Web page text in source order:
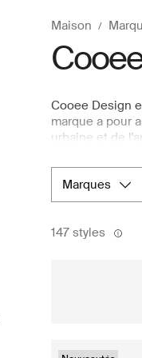
Maison
Cooee Design
marque a pour
urbaine et de
invitent à créer
dernières
ligne
acquérir
marques
147 styles